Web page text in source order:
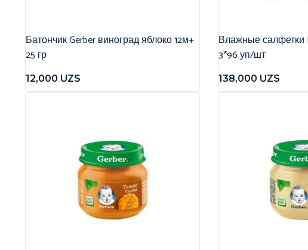
Батончик Gerber виноград яблоко 12м+
25 гр
12,000 UZS
Влажные салфетки
3*96 уп/шт
138,000 UZS